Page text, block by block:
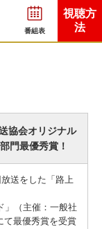
番組表
視聴方
法
協会オリジナル
門最優秀賞！
送をした「路上
」（主催：一般社
て最優秀賞を受賞